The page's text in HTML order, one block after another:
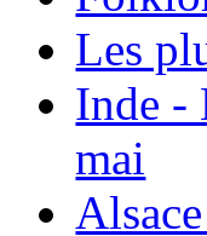
Les
Inde -
mai